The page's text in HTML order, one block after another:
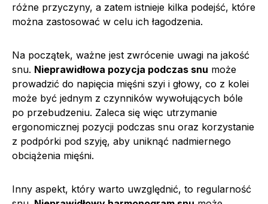
różne przyczyny, a zatem istnieje kilka podejść, które
można zastosować w celu ich łagodzenia.
Na początek, ważne jest zwrócenie uwagi na jakość
snu. Nieprawidłowa pozycja podczas snu może
prowadzić do napięcia mięśni szyi i głowy, co z kolei
może być jednym z czynników wywołujących bóle
po przebudzeniu. Zaleca się więc utrzymanie
ergonomicznej pozycji podczas snu oraz korzystanie
z podpórki pod szyję, aby uniknąć nadmiernego
obciążenia mięśni.
Inny aspekt, który warto uwzględnić, to regularność